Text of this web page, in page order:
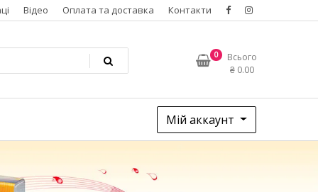
Відео Оплата та доставка Контакти
0
Всього
₴ 0.00
Мій аккаунт